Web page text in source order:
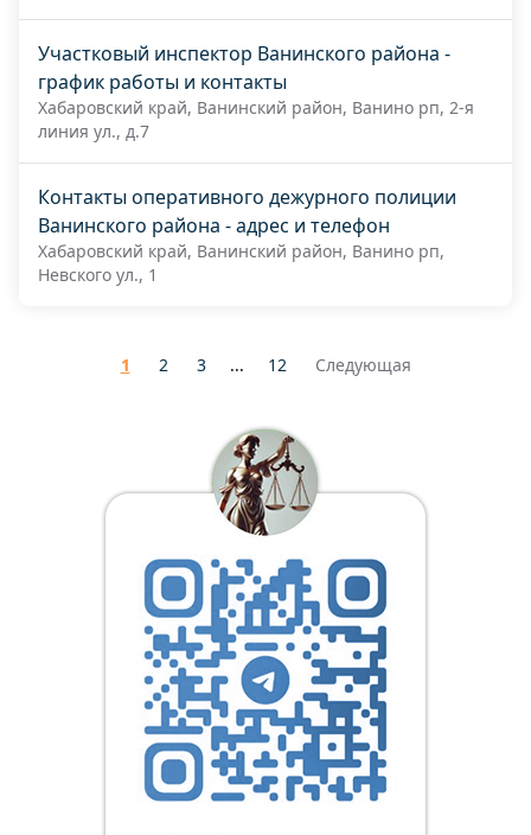
Участковый инспектор Ванинского района -
график работы и контакты
Хабаровский край, Ванинский район, Ванино рп, 2-я
линия ул., д.7
Контакты оперативного дежурного полиции
Ванинского района - адрес и телефон
Хабаровский край, Ванинский район, Ванино рп,
Невского ул., 1
1 2 3 ... 12 Следующая